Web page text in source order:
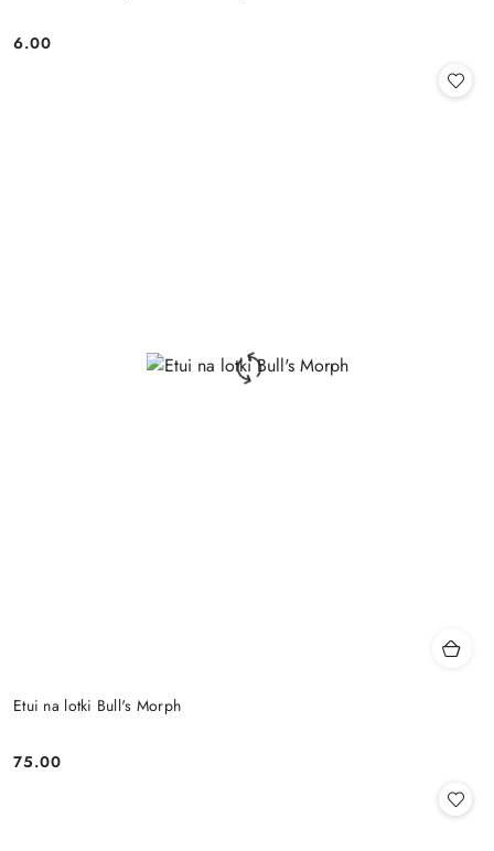
Cena:
6.00
Etui na lotki Bull's Morph
Cena:
75.00